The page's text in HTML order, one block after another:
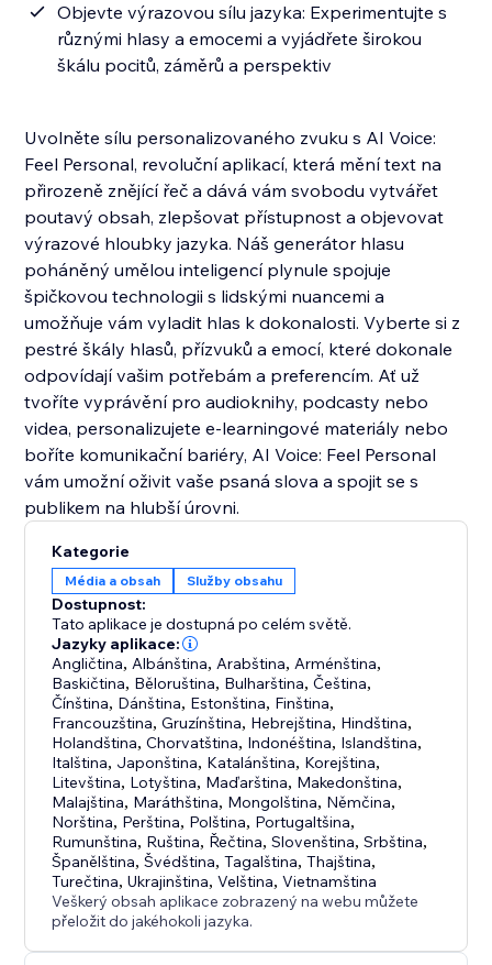
Objevte výrazovou sílu jazyka: Experimentujte s
různými hlasy a emocemi a vyjádřete širokou
škálu pocitů, záměrů a perspektiv
Uvolněte sílu personalizovaného zvuku s AI Voice:
Feel Personal, revoluční aplikací, která mění text na
přirozeně znějící řeč a dává vám svobodu vytvářet
poutavý obsah, zlepšovat přístupnost a objevovat
výrazové hloubky jazyka. Náš generátor hlasu
poháněný umělou inteligencí plynule spojuje
špičkovou technologii s lidskými nuancemi a
umožňuje vám vyladit hlas k dokonalosti. Vyberte si z
pestré škály hlasů, přízvuků a emocí, které dokonale
odpovídají vašim potřebám a preferencím. Ať už
tvoříte vyprávění pro audioknihy, podcasty nebo
videa, personalizujete e-learningové materiály nebo
boříte komunikační bariéry, AI Voice: Feel Personal
vám umožní oživit vaše psaná slova a spojit se s
publikem na hlubší úrovni.
Kategorie
Média a obsah Služby obsahu
Dostupnost:
Tato aplikace je dostupná po celém světě.
Jazyky aplikace:
Angličtina, Albánština, Arabština, Arménština,
Baskičtina, Běloruština, Bulharština,Čeština,
Čínština, Dánština, Estonština, Finština,
Francouzština,Gruzínština, Hebrejština, Hindština,
Holandština,Chorvatština, Indonéština, Islandština,
Italština, Japonština, Katalánština, Korejština,
Litevština, Lotyština, Maďarština, Makedonština,
Malajština, Maráthština, Mongolština, Němčina,
Norština, Perština, Polština, Portugaltšina,
Rumunština, Ruština, Řečtina,Slovenština,Srbština,
Španělština,Švédština,Tagalština,Thajština,
Turečtina,Ukrajinština,Velština,Vietnamština
Veškerý obsah aplikace zobrazený na webu můžete
přeložit do jakéhokoli jazyka.